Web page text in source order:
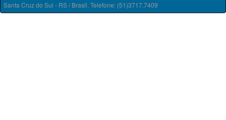
Santa Cruz do Sul - RS / Brasil. Telefone: (51)3717.7409